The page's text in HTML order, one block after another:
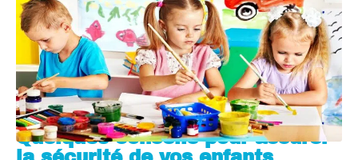
Quelques conseils pour assurer